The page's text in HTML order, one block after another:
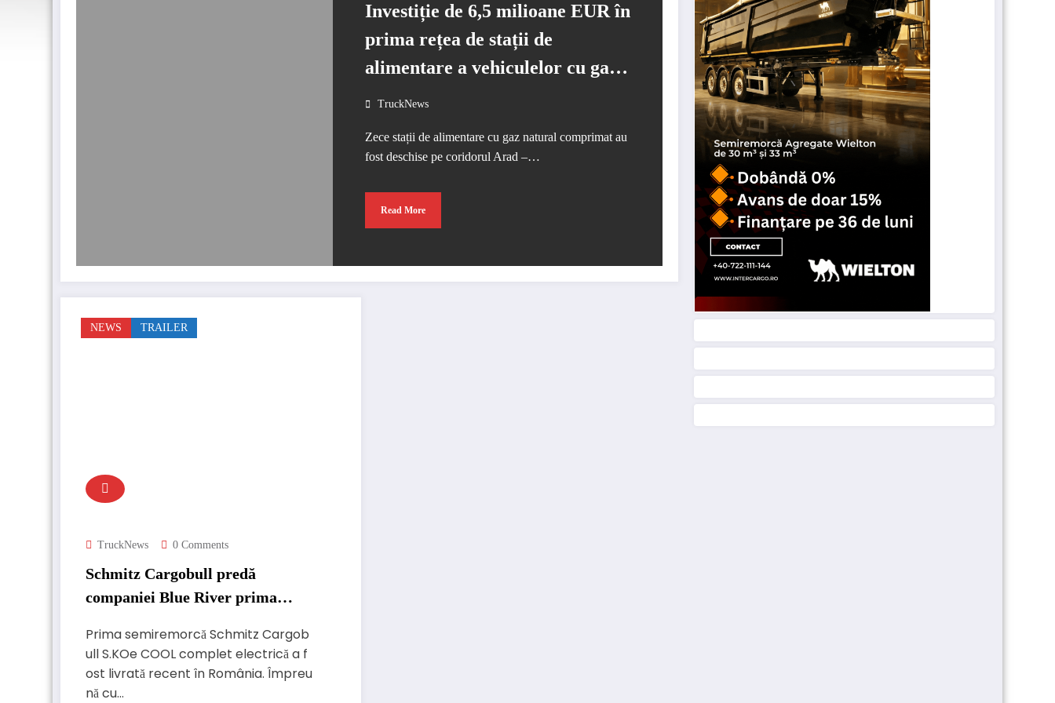
Investiție de 6,5 milioane EUR în
prima rețea de stații de
alimentare a vehiculelor cu gaz
natural comprimat, din
TruckNews
Zece stații de alimentare cu gaz natural comprimat au
fost deschise pe coridorul Arad –…
Read More
NEWS TRAILER
TruckNews 0 Comments
Schmitz Cargobull predă
companiei Blue River prima
complet electrică din România
Prima semiremorcă Schmitz Cargob
ull S.KOe COOL complet electrică a f
ost livrată recent în România. Împreu
nă cu…